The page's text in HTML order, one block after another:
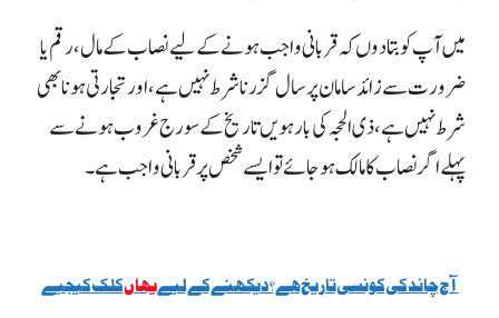
میں آپ کو بتادوں کہ قربانی واجب ہونے کے لیے نصاب کے مال ، رقم یا
ضرورت سے زائد سامان پر سال گزرنا شرط نہیں ہے، اور تجارتی ہونا بھی
شرط نہیں ہے، ذی الحجہ کی بارہویں تاریخ کے سورج غروب ہونے سے
پہلے اگر نصاب کا مالک ہوجائے تو ایسے شخص پر قربانی واجب ہے۔
آج چاند کی کونسی تاریخ ہے؟ دیکھنے کے لیےیہاںکلک کیجیے